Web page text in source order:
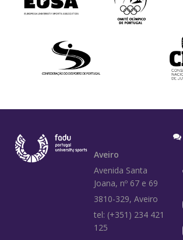
Aveiro
Avenida Santa
Joana, nº 67 e 69
3810-329, Aveiro
tel: (+351) 234 421
125